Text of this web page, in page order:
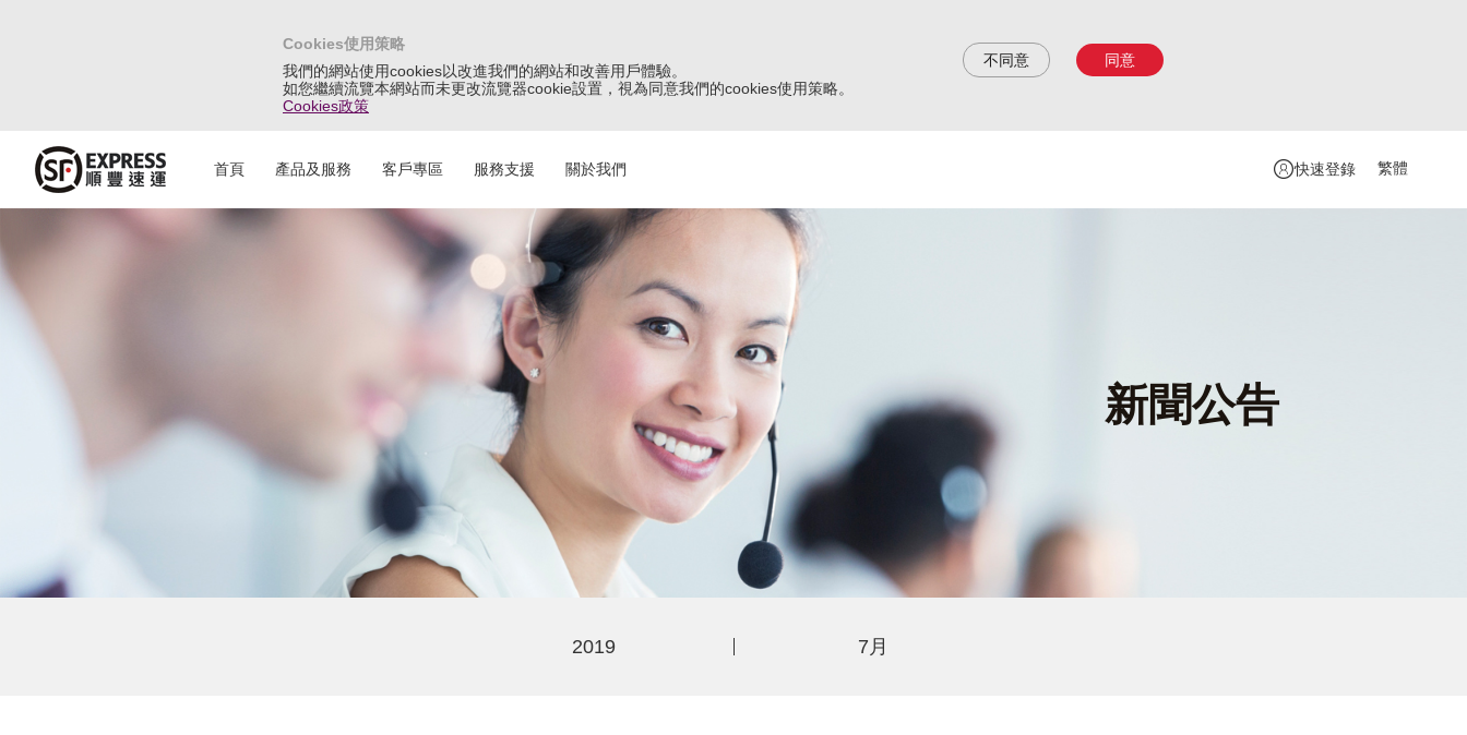
Cookies使用策略
我們的網站使用cookies以改進我們的網站和改善用戶體驗。
如您繼續流覽本網站而未更改流覽器cookie設置，視為同意我們的cookies使用策略。
Cookies政策
不同意 同意
首頁 產品及服務 客戶專區 服務支援 關於我們 快速登錄 繁體
新聞公告
2019 7月